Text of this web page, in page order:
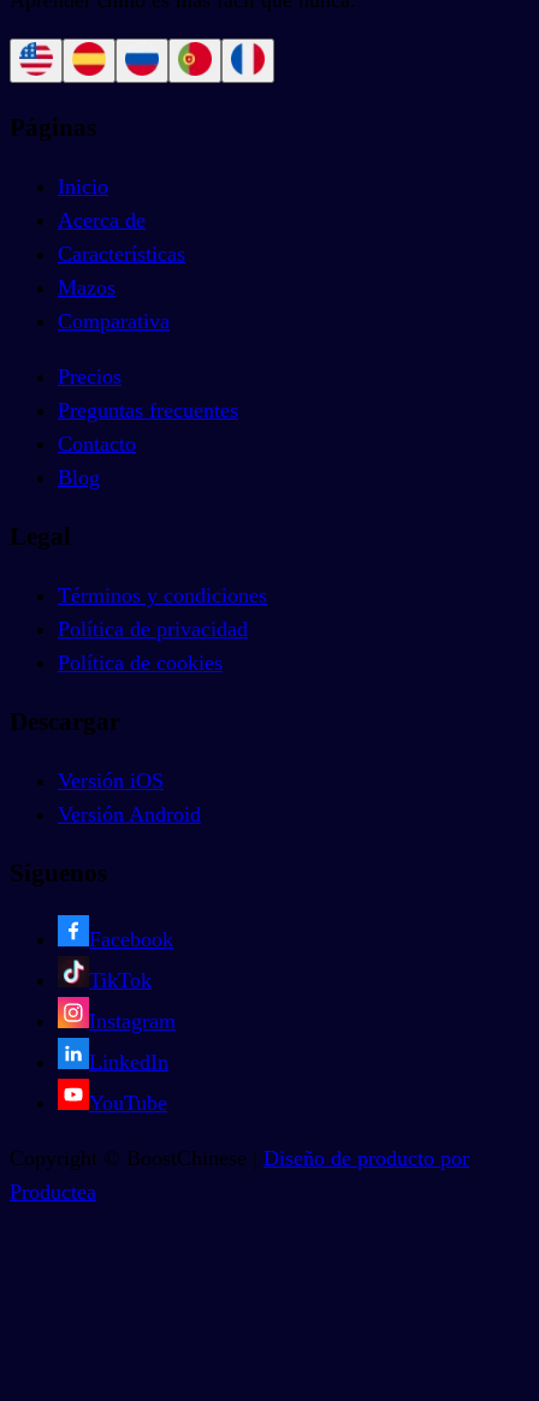
Páginas
Inicio
Acerca de
Características
Mazos
Comparativa
Precios
Preguntas frecuentes
Contacto
Blog
Legal
Términos y condiciones
Política de privacidad
Política de cookies
Descargar
Versión iOS
Versión Android
Síguenos
Facebook
TikTok
Instagram
LinkedIn
YouTube
Copyright © BoostChinese | Diseño de producto por
Productea